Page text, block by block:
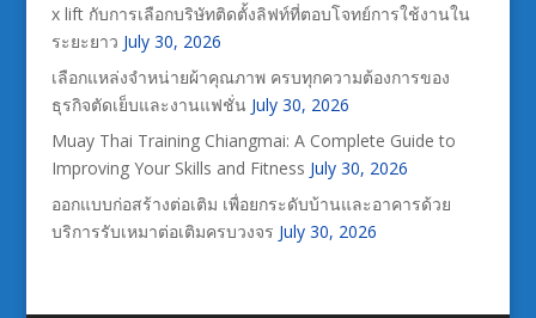
x lift กับการเลือกบริษัทติดตั้งลิฟท์ที่ตอบโจทย์การใช้งานใน
ระยะยาว July 30, 2026
เลือกแหล่งจำหน่ายผ้าคุณภาพ ครบทุกความต้องการของ
ธุรกิจตัดเย็บและงานแฟชั่น July 30, 2026
Muay Thai Training Chiangmai: A Complete Guide to
Improving Your Skills and Fitness July 30, 2026
ออกแบบก่อสร้างต่อเติม เพื่อยกระดับบ้านและอาคารด้วย
บริการรับเหมาต่อเติมครบวงจร July 30, 2026